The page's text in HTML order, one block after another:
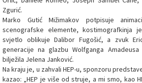
Zgurić.
Marko Gutić Mižimakov potpisuje
scenografske elemente, kostimografkinja
svjetlo oblikuje Dalibor Fugošić, a zvuk
generacije na glazbu Wolfganga
bilježila Jelena Janković.
Na kraju je, u zahvali HEP-u, sponzoru
kazao: „HEP je više od struje, a mi smo, kao